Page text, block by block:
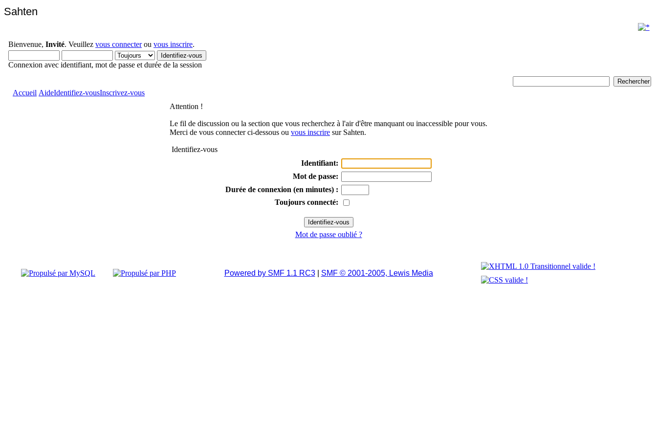
Sahten
Bienvenue, Invité. Veuillez vous connecterou vous inscrire.
Connexion avec identifiant, mot de passe et durée de la session
Accueil AideIdentifiez-vousInscrivez-vous
Attention !
Le fil de discussion ou la section que vous recherchez à l'air d'être manquant ou inaccessible pour vous.
Merci de vous connecter ci-dessous ou vous inscrire sur Sahten.
Identifiez-vous
Identifiant:
Mot de passe:
Durée de connexion (en minutes) :
Toujours connecté:
Mot de passe oublié ?
Powered by SMF 1.1 RC3| SMF © 2001-2005, Lewis Media